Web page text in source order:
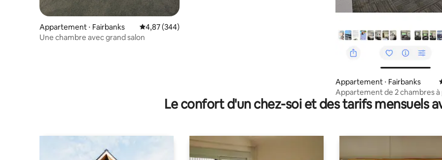
Appartement ⋅ Fairbanks Évaluation moyenne sur la base de 344 commentaires : 4,87 sur 5
4,87 (344)
Une chambre avec grand salon
Appartement ⋅ Fairbanks
Appartement de 2 chambres
des commerces
Le confort d'un chez-soi et des tarifs mensuels